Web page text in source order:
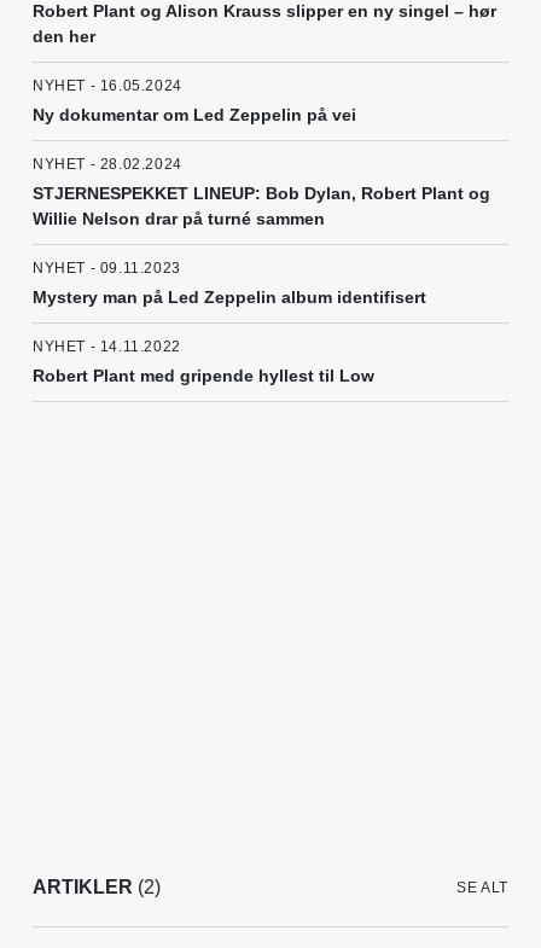
Robert Plant og Alison Krauss slipper en ny singel – hør
den her
NYHET - 16.05.2024
Ny dokumentar om Led Zeppelin på vei
NYHET - 28.02.2024
STJERNESPEKKET LINEUP: Bob Dylan, Robert Plant og
Willie Nelson drar på turné sammen
NYHET - 09.11.2023
Mystery man på Led Zeppelin album identifisert
NYHET - 14.11.2022
Robert Plant med gripende hyllest til Low
ARTIKLER (2) SE ALT